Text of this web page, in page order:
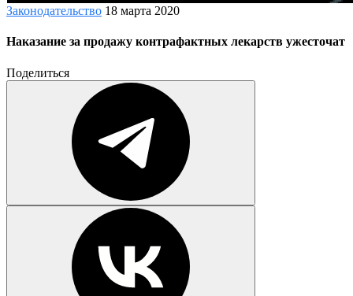
Законодательство 18 марта 2020
Наказание за продажу контрафактных лекарств ужесточат
Поделиться